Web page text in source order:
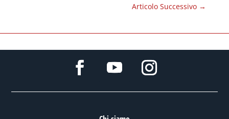
Articolo Successivo →